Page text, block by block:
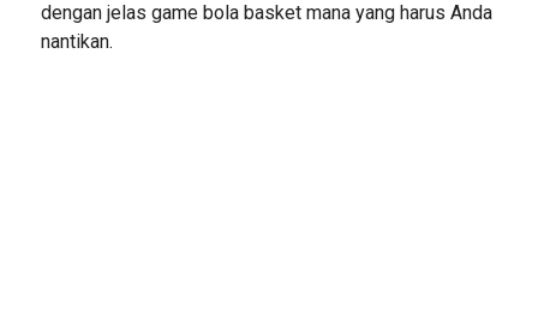
dengan jelas game bola basket mana yang harus Anda
nantikan.